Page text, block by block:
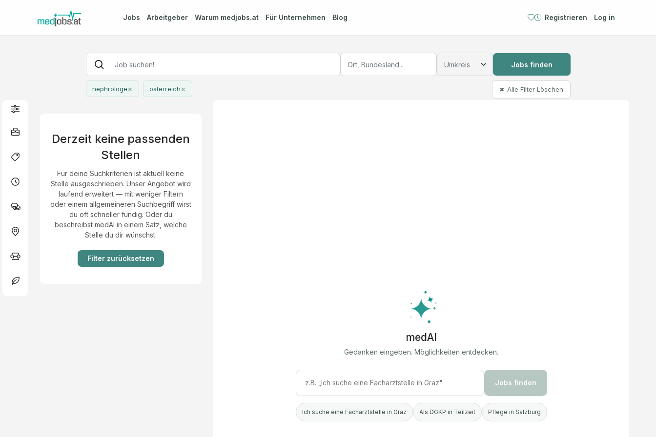
Jobs Arbeitgeber Warum medjobs.at Für Unternehmen Blog Registrieren Log in
Jobs finden
nephrologe× österreich× ✖ Alle Filter Löschen
Derzeit keine passenden
Stellen
Für deine Suchkriterien ist aktuell keine
Stelle ausgeschrieben. Unser Angebot wird
laufend erweitert — mit weniger Filtern
oder einem allgemeineren Suchbegriff wirst
du oft schneller fündig. Oder du
beschreibst medAI in einem Satz, welche
Stelle du dir wünschst.
Filter zurücksetzen
medAI
Gedanken eingeben. Möglichkeiten entdecken.
Jobs finden
Ich suche eine Facharztstelle in Graz Als DGKP in Teilzeit Pflege in Salzburg